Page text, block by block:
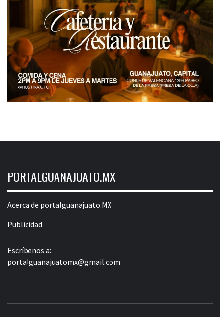
PORTALGUANAJUATO.MX
Acerca de portalguanajuato.MX
Publicidad
Escríbenos a:
portalguanajuatomx@gmail.com